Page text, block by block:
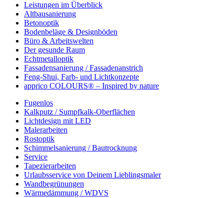
Leistungen im Überblick
Altbausanierung
Betonoptik
Bodenbeläge & Designböden
Büro & Arbeitswelten
Der gesunde Raum
Echtmetalloptik
Fassadensanierung / Fassadenanstrich
Feng-Shui, Farb- und Lichtkonzepte
apprico COLOURS® – Inspired by nature
Fugenlos
Kalkputz / Sumpfkalk-Oberflächen
Lichtdesign mit LED
Malerarbeiten
Rostoptik
Schimmelsanierung / Bautrocknung
Service
Tapezierarbeiten
Urlaubsservice von Deinem Lieblingsmaler
Wandbegrünungen
Wärmedämmung / WDVS